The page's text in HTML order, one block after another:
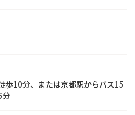
歩10分、または京都駅からバス15
分